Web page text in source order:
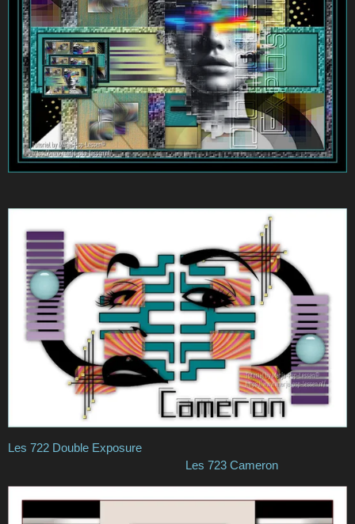
Les 722 Double Exposure
Les 723 Cameron